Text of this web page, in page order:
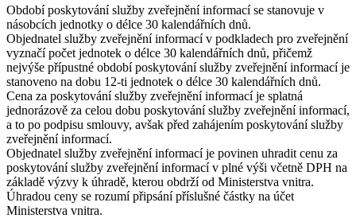
Období poskytování služby zveřejnění informací se stanovuje v
násobcích jednotky o délce 30 kalendářních dnů.
Objednatel služby zveřejnění informací v podkladech pro zveřejnění
vyznačí počet jednotek o délce 30 kalendářních dnů, přičemž
nejvýše přípustné období poskytování služby zveřejnění informací je
stanoveno na dobu 12-ti jednotek o délce 30 kalendářních dnů.
Cena za poskytování služby zveřejnění informací je splatná
jednorázově za celou dobu poskytování služby zveřejnění informací,
a to po podpisu smlouvy, avšak před zahájením poskytování služby
zveřejnění informací.
Objednatel služby zveřejnění informací je povinen uhradit cenu za
poskytování služby zveřejnění informací v plné výši včetně DPH na
základě výzvy k úhradě, kterou obdrží od Ministerstva vnitra.
Úhradou ceny se rozumí připsání příslušné částky na účet
Ministerstva vnitra.